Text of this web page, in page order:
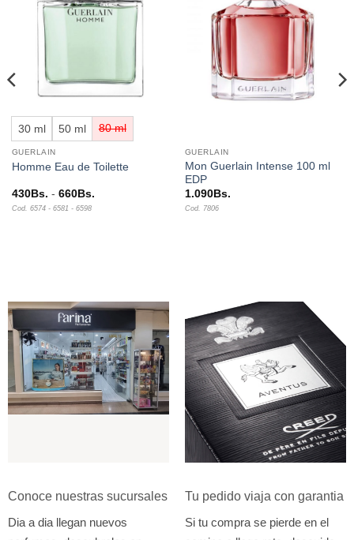
lista de
deseos
30 ml 50 ml 80 ml
GUERLAIN
Homme Eau de Toilette
430Bs. - 660Bs.Rango
Cod. 6574 - 6581 - 6598
lista de
deseos
GUERLAIN
Mon Guerlain Intense 100 ml
EDP
1.090Bs.
Cod. 7806
Conoce nuestras sucursales
Dia a dia llegan nuevos
Tu pedido viaja con garantia
Si tu compra se pierde en el